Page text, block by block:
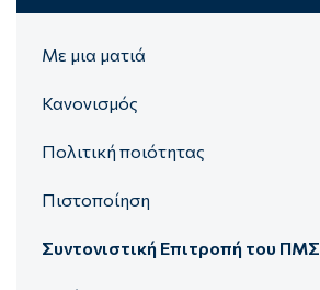
Με μια ματιά
Κανονισμός
Πολιτική ποιότητας
Πιστοποίηση
Συντονιστική Επιτροπή του ΠΜΣ